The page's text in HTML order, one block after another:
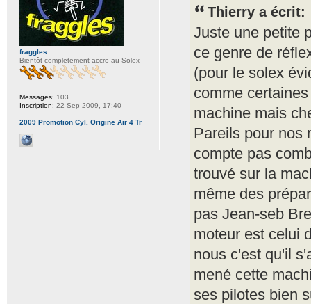
Thierry a écrit:
Juste une petite
ce genre de
(pour le solex
comme
machine mais
Pareils pour nos
compte pas
trouvé sur la
même des
pas Jean-seb
moteur est celui
nous c'est qu'il
mené cette
ses pilotes bien
fraggles
Bientôt completement accro au Solex
Messages: 103
Inscription: 22 Sep 2009, 17:40
2009 Promotion Cyl. Origine Air 4 Tr